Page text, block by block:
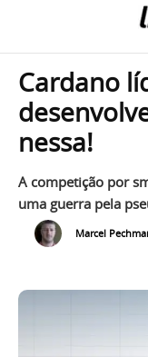
Cardano
nessa!
A competição por
uma guerra pela
Marcel